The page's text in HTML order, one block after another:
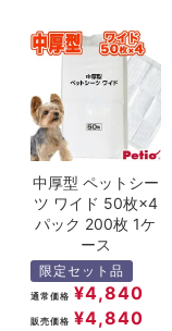
中厚型 ペットシー
ツ ワイド 50枚×4
パック 200枚 1ケ
ース
限定セット品
通常価格 ¥4,840
販売価格 ¥4,840